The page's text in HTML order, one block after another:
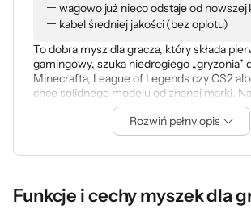
wagowo już nieco odstaje od nowszej
kabel średniej jakości (bez oplotu)
To dobra mysz dla gracza, który składa
gamingowy, szuka niedrogiego „gryzonia”
Minecrafta, League of Legends czy CS2
chce solidnego modelu od znanej marki.
ograniczeniem jest kabel, przeciętna masa i
słabszy od nowszych konstrukcji, ale w
nadal broni się jako rozsądny wybór.
Rozwiń pełny opis
Funkcje i cechy myszek dla